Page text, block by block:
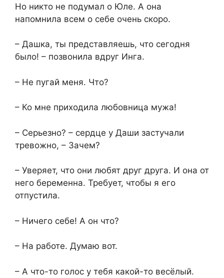
Но никто не подумал о Юле. А она
напомнила всем о себе очень скоро.
– Дашка, ты представляешь, что сегодня
было! – позвонила вдруг Инга.
– Не пугай меня. Что?
– Ко мне приходила любовница мужа!
– Серьезно? – сердце у Даши застучали
тревожно, – Зачем?
– Уверяет, что они любят друг друга. И она от
него беременна. Требует, чтобы я его
отпустила.
– Ничего себе! А он что?
– На работе. Думаю вот.
– А что-то голос у тебя какой-то весёлый.